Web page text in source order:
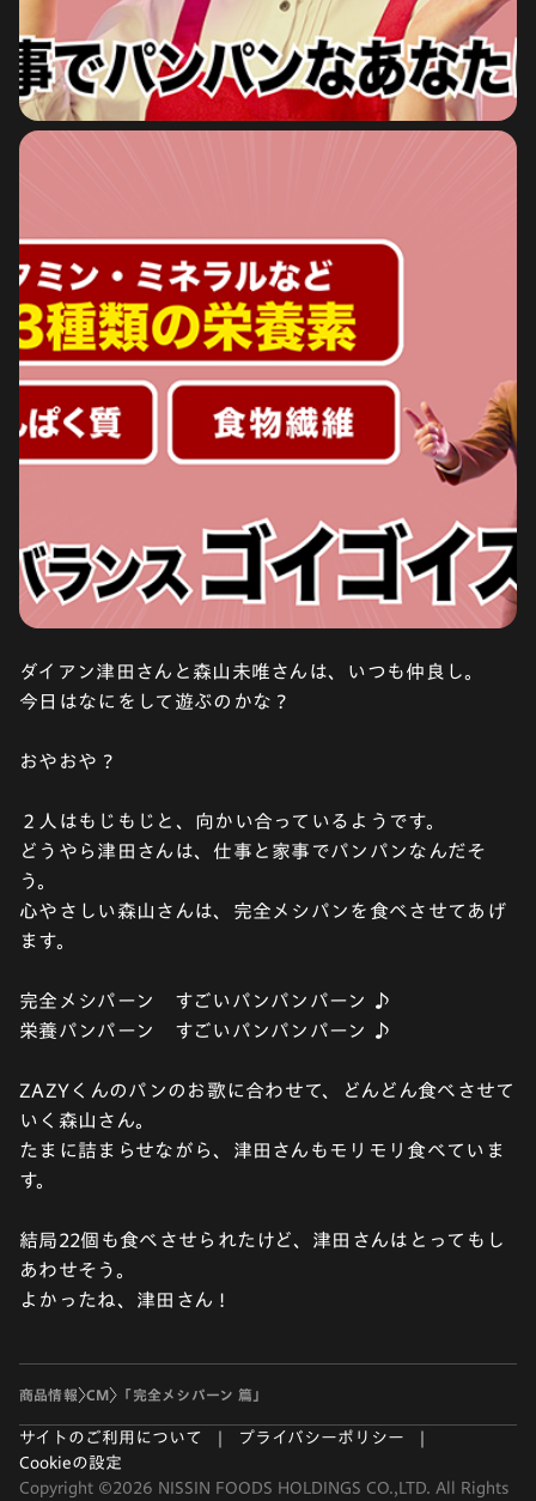
ダイアン津田さんと森山未唯さんは、いつも仲良し。
今日はなにをして遊ぶのかな ?
おやおや ?
２人はもじもじと、向かい合っているようです。
どうやら津田さんは、仕事と家事でパンパンなんだそ
う。
心やさしい森山さんは、完全メシパンを食べさせてあげ
ます。
完全メシパーン すごいパンパンパーン ♪
栄養パンパーン すごいパンパンパーン ♪
ZAZYくんのパンのお歌に合わせて、どんどん食べさせて
いく森山さん。
たまに詰まらせながら、津田さんもモリモリ食べていま
す。
結局22個も食べさせられたけど、津田さんはとってもし
あわせそう。
よかったね、津田さん !
商品情報 CM 「完全メシパーン 篇」
サイトのご利用について
プライバシーポリシー
Cookieの設定
Copyright ©2026 NISSIN FOODS HOLDINGS CO.,LTD. All Rights